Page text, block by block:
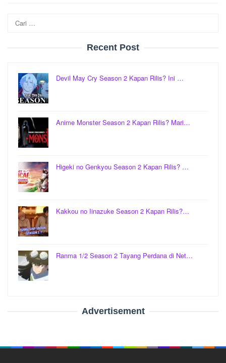
untuk:
Recent Post
Devil May Cry Season 2 Kapan Rilis? Ini …
Anime Monster Season 2 Kapan Rilis? Mari…
Higeki no Genkyou Season 2 Kapan Rilis? …
Kakkou no Iinazuke Season 2 Kapan Rilis?…
Ranma 1/2 Season 2 Tayang Perdana di Net…
Advertisement